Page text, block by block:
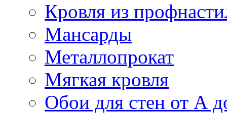
Кровля из
Мансарды
Металлопрокат
Мягкая кровля
Обои для стен от А